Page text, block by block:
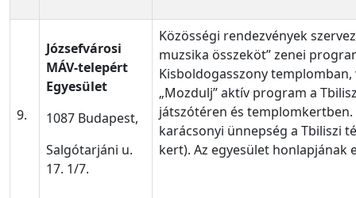
9.
Józsefvárosi
MÁV-telepért
Egyesület
1087 Budapest,
Salgótarjáni u.
17. 1/7.
Közösségi rendezvények
muzsika összeköt” zenei
Kisboldogasszony
„Mozdulj” aktív program a
játszótéren és templomkertben.
karácsonyi ünnepség a Tbiliszi
kert). Az egyesület honlapjának